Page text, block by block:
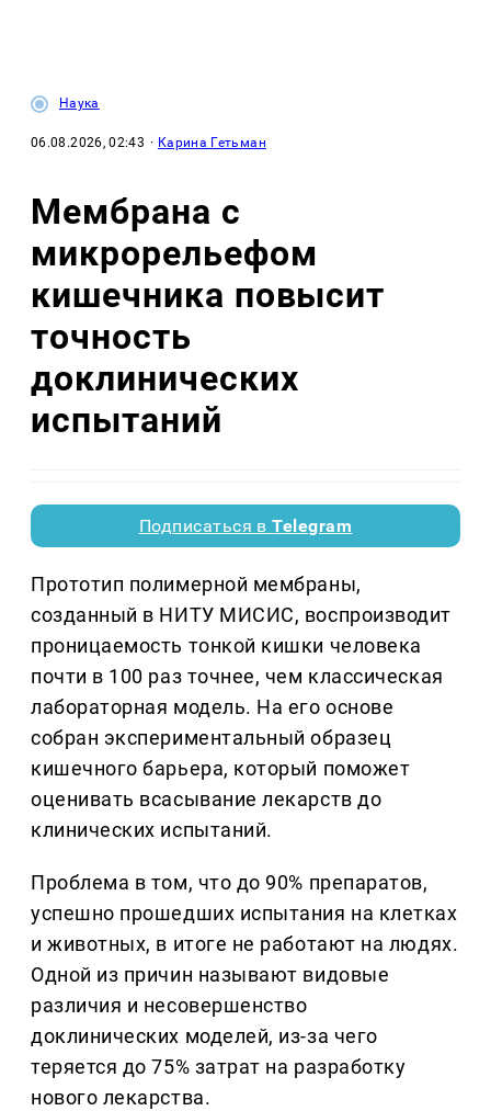
Наука
06.08.2026, 02:43 · Карина Гетьман
Мембрана с
микрорельефом
кишечника повысит
точность
доклинических
испытаний
Подписаться вTelegram
Прототип полимерной мембраны,
созданный в НИТУ МИСИС, воспроизводит
проницаемость тонкой кишки человека
почти в 100 раз точнее, чем классическая
лабораторная модель. На его основе
собран экспериментальный образец
кишечного барьера, который поможет
оценивать всасывание лекарств до
клинических испытаний.
Проблема в том, что до 90% препаратов,
успешно прошедших испытания на клетках
и животных, в итоге не работают на людях.
Одной из причин называют видовые
различия и несовершенство
доклинических моделей, из-за чего
теряется до 75% затрат на разработку
нового лекарства.